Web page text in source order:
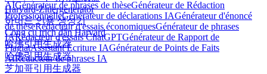
Harvard-Zitiergenerator
하버드 인용 생성기
Công cụ trích dẫn Harvard
哈佛引用生成器
哈佛引用生成器
芝加哥引用生成器
AIGénérateur de phrases de thèseGénérateur de Rédaction
ProfessionnelleGénérateur de déclarations IAGénérateur d'énoncé
de thèseRédacteur d'essais économiquesGénérateur de phrases
IARédacteur d'essais ChatGPTGénérateur de Rapport de
PlagiatAssistant Écriture IAGénérateur de Points de Faits
AIRédacteur de phrases IA